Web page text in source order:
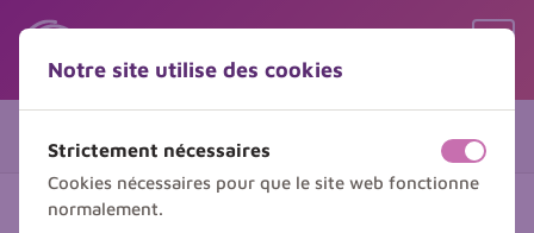
Sauter le contenu
Sauter le choix de langue
1 de 2
Notre site utilise des cookies
Strictement nécessaires
Cookies nécessaires pour que le site web fonctionne
normalement.
off on